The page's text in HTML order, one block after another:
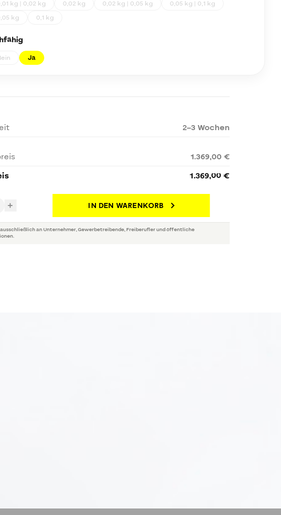
kg | 0,02 kg
0,02 kg 0,02 kg | 0,05 kg
0,05 kg | 0,1 kg
kg
0,1 kg
Ja
2–3 Wochen
1.369,00 €
1.369,00 €
+ IN DEN WARENKORB
an Unternehmer, Gewerbetreibende, Freiberufler und öffentliche